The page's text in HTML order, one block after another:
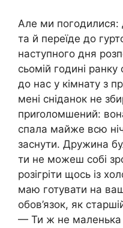
Але ми погодилися:
та й переїде до
наступного дня
сьомій годині
до нас у кімнату з
мені сніданок не
приrоломшений:
спала майже всю
заснути. Дружина
ти не можеш собі
розігріти щось із
маю готувати на
обов’язок, як
— Ти ж не маленька